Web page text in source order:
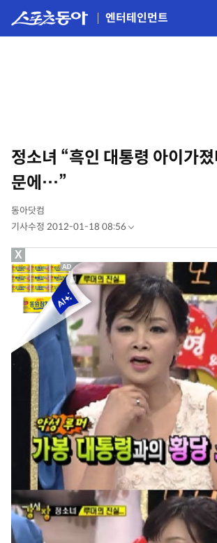
엔터테인먼트
정소녀 “흑인 대통령 아이가
문에…”
동아닷컴
기사수정 2012-01-18 08:56
X